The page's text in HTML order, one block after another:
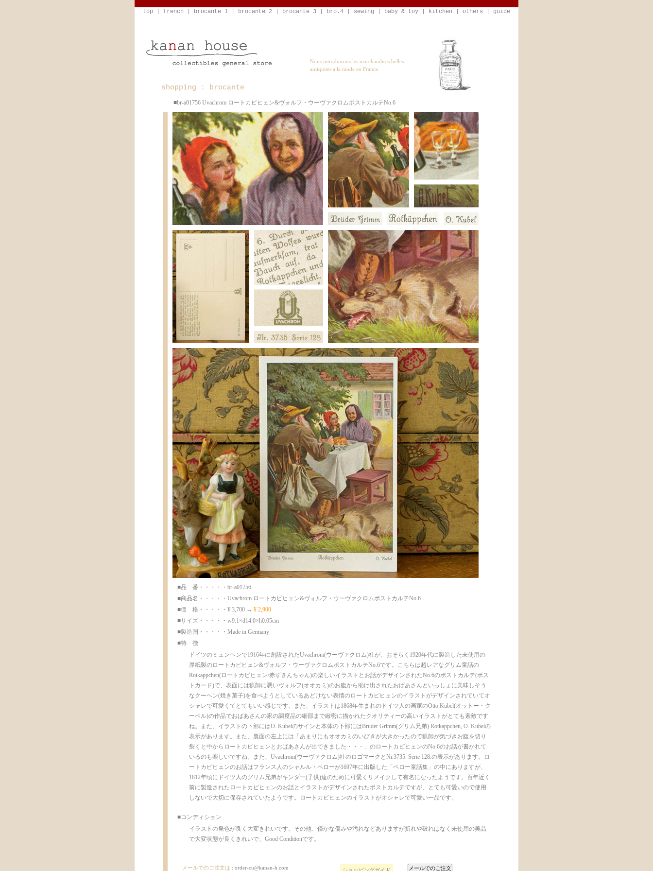
top french brocante 1 brocante 2 brocante 3 bro.4 sewing baby & toy kitchen others guide
Nous introduisons les marchandises belles
antiquites a la mode en France.
shopping : brocante
■br-a01756 Uvachrom ロートカピヒェン&ヴォルフ・ウーヴァクロムポストカルテNo.6
■品 番・・・・・br-a01756
■商品名・・・・・Uvachrom ロートカピヒェン&ヴォルフ・ウーヴァクロムポストカルテNo.6
■価 格・・・・・¥ 3,700 → ¥ 2,900
■サイズ・・・・・w9.1×d14.0×h0.05cm
■製造国・・・・・Made in Germany
■特 徴
ドイツのミュンヘンで1916年に創設されたUvachrom(ウーヴァクロム)社が、おそらく1920年代に製造した未使用の
厚紙製のロートカピヒェン&ヴォルフ・ウーヴァクロムポストカルテNo.6です。こちらは超レアなグリム童話の
Rotkappchen(ロートカピヒェン/赤ずきんちゃん)の楽しいイラストとお話がデザインされたNo.6のポストカルテ(ポス
トカード)で、表面には猟師に悪いヴォルフ(オオカミ)のお腹から助け出されたおばあさんといっしょに美味しそう
なクーヘン(焼き菓子)を食べようとしているあどけない表情のロートカピヒェンのイラストがデザインされていてオ
シャレで可愛くてとてもいい感じです。また、イラストは1868年生まれのドイツ人の画家のOtto Kubel(オットー・ク
ーベル)の作品でおばあさんの家の調度品の細部まで緻密に描かれたクオリティーの高いイラストがとても素敵です
ね。また、イラストの下部にはO. Kubelのサインと本体の下部にはBruder Grimm(グリム兄弟) Rotkappchen, O. Kubelの
表示があります。また、裏面の左上には「あまりにもオオカミのいびきが大きかったので猟師が気づきお腹を切り
裂くと中からロートカピヒェンとおばあさんが出できました・・・」のロートカピヒェンのNo.6のお話が書かれて
いるのも楽しいですね。また、Uvachrom(ウーヴァクロム)社のロゴマークとNr.3735. Serie 128.の表示があります。ロ
ートカピヒェンのお話はフランス人のシャルル・ペローが1697年に出版した「ペロー童話集」の中にありますが、
1812年頃にドイツ人のグリム兄弟がキンダー(子供)達のために可愛くリメイクして有名になったようです。百年近く
前に製造されたロートカピヒェンのお話とイラストがデザインされたポストカルテですが、とても可愛いので使用
しないで大切に保存されていたようです。ロートカピヒェンのイラストがオシャレで可愛い一品です。
■コンディション
イラストの発色が良く大変きれいです。その他、僅かな傷みや汚れなどありますが折れや破れはなく未使用の美品
で大変状態が良くきれいで、Good Conditionです。
メールでのご注文は : order-cu@kanan-h.com